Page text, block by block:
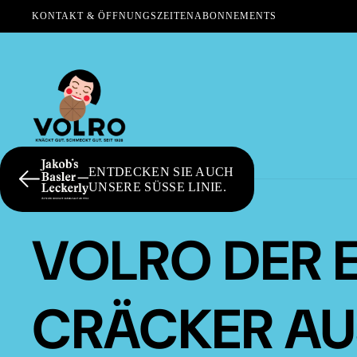
KONTAKT & ÖFFNUNGSZEITENABONNEMENTS
ENTDECKEN SIE AUCH
UNSERE SÜSSE LINIE.
VOLRO DER
CRÄCKER